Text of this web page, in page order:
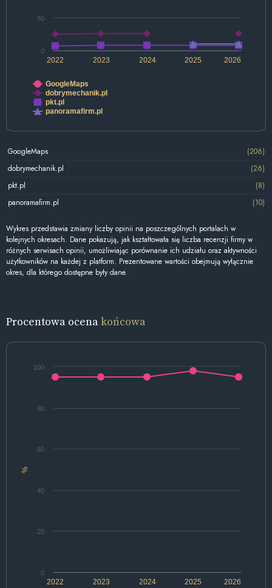
2022 2024 2026
2023 2025
0
50
GoogleMaps
dobrymechanik.pl
pkt.pl
panoramafirm.pl
GoogleMaps
(206)
dobrymechanik.pl
(26)
pkt.pl
(8)
panoramafirm.pl
(10)
Wykres przedstawia zmiany liczby opinii na poszczególnych portalach w
kolejnych okresach. Dane pokazują, jak kształtowała się liczba recenzji firmy w
różnych serwisach opinii, umożliwiając porównanie ich udziału oraz aktywności
użytkowników na każdej z platform. Prezentowane wartości obejmują wyłącznie
okres, dla którego dostępne były dane.
Procentowa ocenakońcowa
%
2022 2024 2026
2023 2025
0
20
40
60
80
100